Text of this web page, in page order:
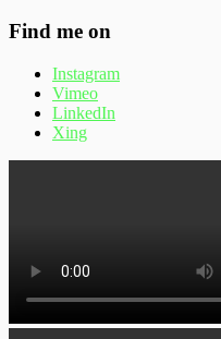
Find me on
Instagram
Vimeo
LinkedIn
Xing